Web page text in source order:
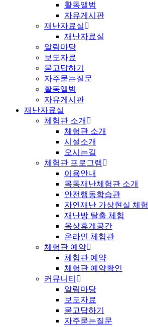
활동앨범
자유게시판
재난자료실
재난자료실
알림마당
보도자료
묻고답하기
자주묻는질문
활동앨범
자유게시판
재난자료실
체험관 소개
체험관 소개
시설소개
오시는길
체험관 프로그램
이용안내
목동재난체험관 소개
안전행동학습관
자연재난 가상현실 체험
재난방 탈출 체험
옥상휴게공간
온라인 체험관
체험관 예약
체험관 예약
체험관 예약확인
커뮤니티
알림마당
보도자료
묻고답하기
자주묻는질문